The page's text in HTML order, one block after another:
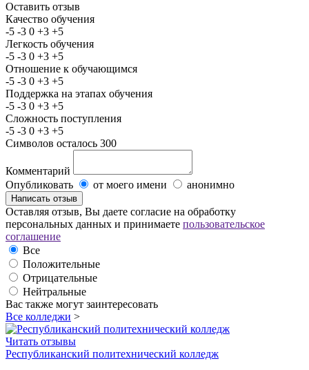
Оставить отзыв
Качество обучения
-5 -3 0 +3 +5
Легкость обучения
-5 -3 0 +3 +5
Отношение к обучающимся
-5 -3 0 +3 +5
Поддержка на этапах обучения
-5 -3 0 +3 +5
Сложность поступления
-5 -3 0 +3 +5
Символов осталось 300
Комментарий
Опубликовать
от моего имени анонимно
Оставляя отзыв, Вы даете согласие на обработку
персональных данных и принимаете пользовательское
соглашение
Все
Положительные
Отрицательные
Нейтральные
Вас также могут заинтересовать
Все колледжи >
Читать отзывы
Республиканский политехнический колледж